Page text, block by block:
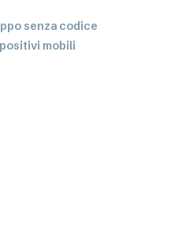
senza codice
mobili